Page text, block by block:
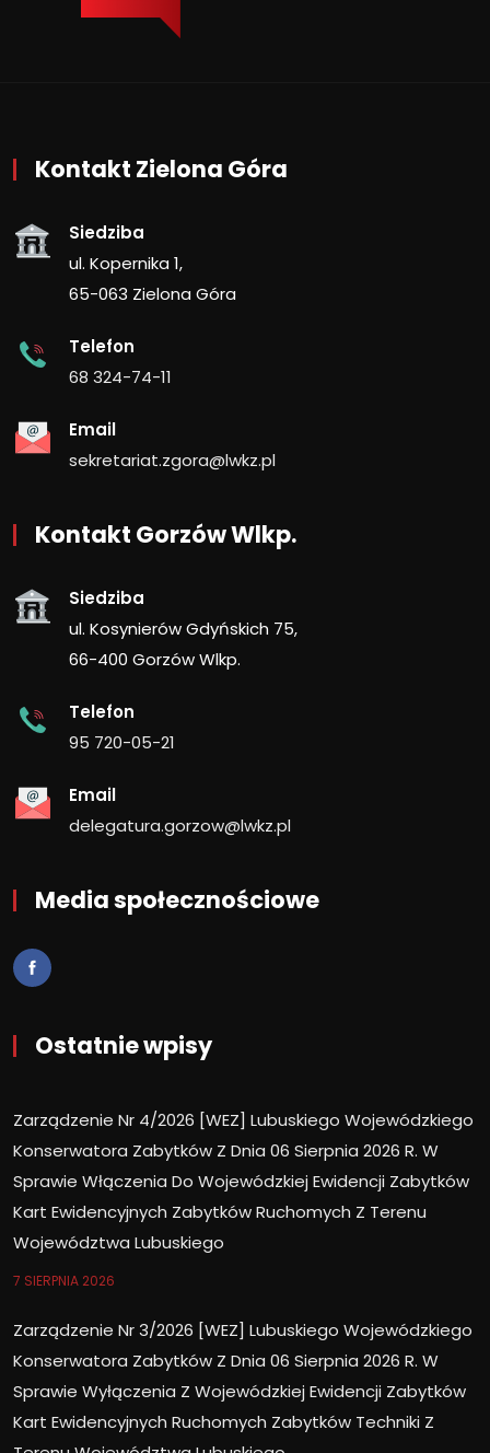
Kontakt Zielona Góra
Siedziba
ul. Kopernika 1,
65-063 Zielona Góra
Telefon
68 324-74-11
Email
sekretariat.zgora@lwkz.pl
Kontakt Gorzów Wlkp.
Siedziba
ul. Kosynierów Gdyńskich 75,
66-400 Gorzów Wlkp.
Telefon
95 720-05-21
Email
delegatura.gorzow@lwkz.pl
Media społecznościowe
Ostatnie wpisy
Zarządzenie Nr 4/2026 [WEZ] Lubuskiego Wojewódzkiego
Konserwatora Zabytków Z Dnia 06 Sierpnia 2026 R. W
Sprawie Włączenia Do Wojewódzkiej Ewidencji Zabytków
Kart Ewidencyjnych Zabytków Ruchomych Z Terenu
Województwa Lubuskiego
7 SIERPNIA 2026
Zarządzenie Nr 3/2026 [WEZ] Lubuskiego Wojewódzkiego
Konserwatora Zabytków Z Dnia 06 Sierpnia 2026 R. W
Sprawie Wyłączenia Z Wojewódzkiej Ewidencji Zabytków
Kart Ewidencyjnych Ruchomych Zabytków Techniki Z